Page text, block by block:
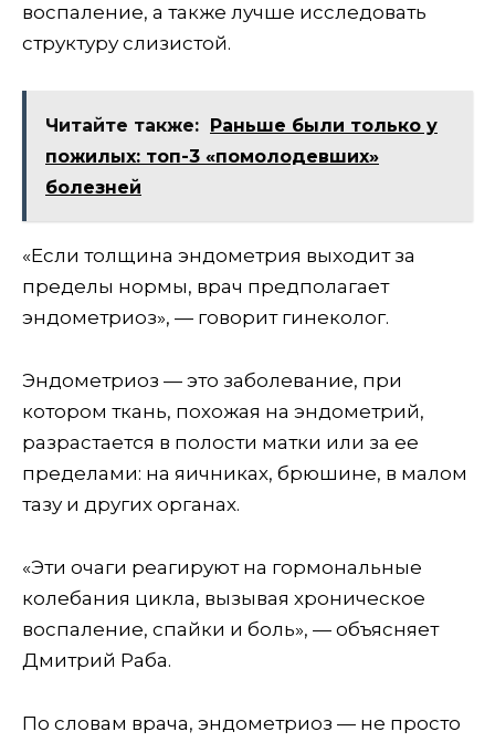
воспаление, а также лучше исследовать
структуру слизистой.
Читайте также:
Раньше были только у
пожилых: топ-3 «помолодевших»
болезней
«Если толщина эндометрия выходит за
пределы нормы, врач предполагает
эндометриоз», — говорит гинеколог.
Эндометриоз — это заболевание, при
котором ткань, похожая на эндометрий,
разрастается в полости матки или за ее
пределами: на яичниках, брюшине, в малом
тазу и других органах.
«Эти очаги реагируют на гормональные
колебания цикла, вызывая хроническое
воспаление, спайки и боль», — объясняет
Дмитрий Раба.
По словам врача, эндометриоз — не просто